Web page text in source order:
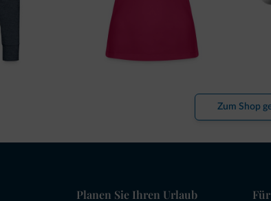
Zum Shop
Planen Sie Ihren Urlaub